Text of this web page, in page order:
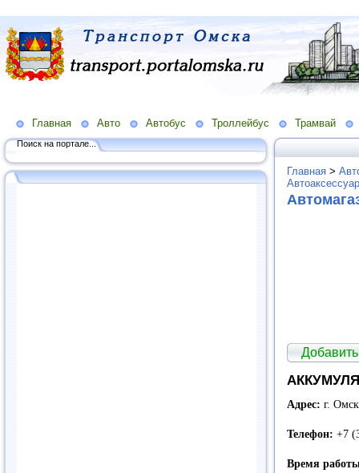
Главная Авто Автобус Троллейбус Трамвай
Поиск на портале...
Главная >
Адрес: г.
Телефон: +7
Время